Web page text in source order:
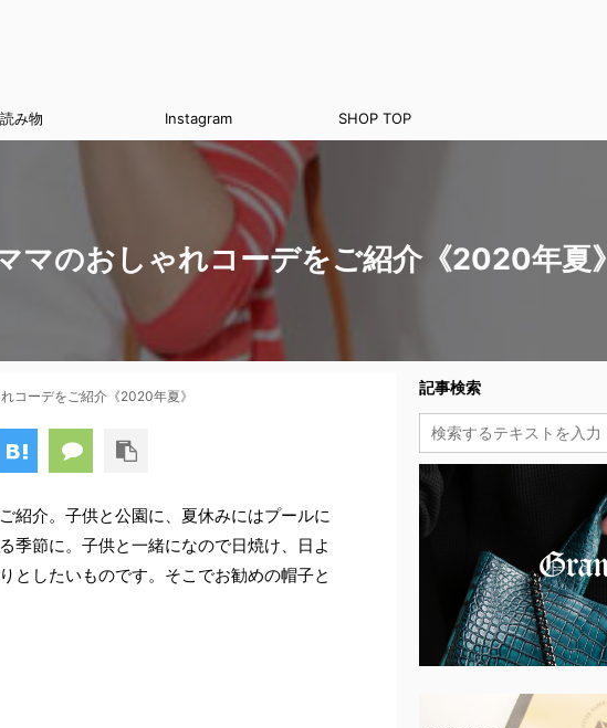
読み物 Instagram SHOP TOP
マのおしゃれコーデをご紹介《2020年夏》
コーデをご紹介《2020年夏》
紹介。子供と公園に、夏休みにはプールに
季節に。子供と一緒になので日焼け、日よ
としたいものです。そこでお勧めの帽子と
記事検索